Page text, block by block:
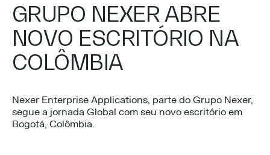
GRUPO NEXER ABRE
NOVO ESCRITÓRIO NA
COLÔMBIA
Nexer Enterprise Applications, parte do Grupo Nexer,
segue a jornada Global com seu novo escritório em
Bogotá, Colômbia.